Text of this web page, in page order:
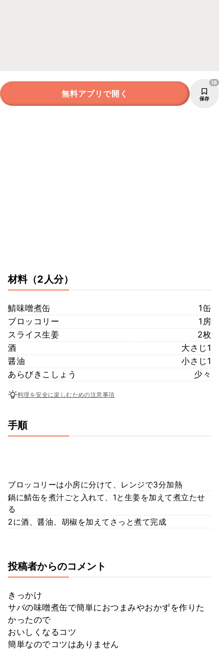
無料アプリで開く 保存
18
材料（2人分）
鯖味噌煮缶
1缶
ブロッコリー
1房
スライス生姜
2枚
酒
大さじ1
醤油
小さじ1
あらびきこしょう
少々
料理を安全に楽しむための注意事項
手順
ブロッコリーは小房に分けて、レンジで3分加熱
鍋に鯖缶を煮汁ごと入れて、1と生姜を加えて煮立たせ
る
2に酒、醤油、胡椒を加えてさっと煮て完成
投稿者からのコメント
きっかけ
サバの味噌煮缶で簡単におつまみやおかずを作りた
かったので
おいしくなるコツ
簡単なのでコツはありません